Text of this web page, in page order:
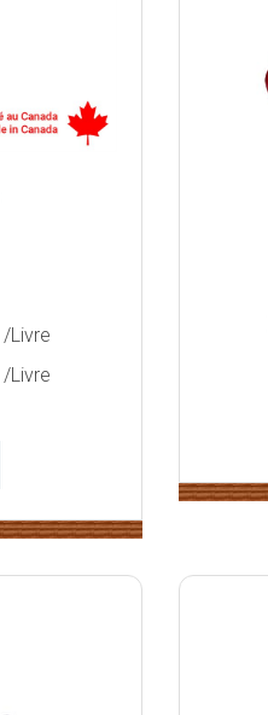
/Livre
/Livre